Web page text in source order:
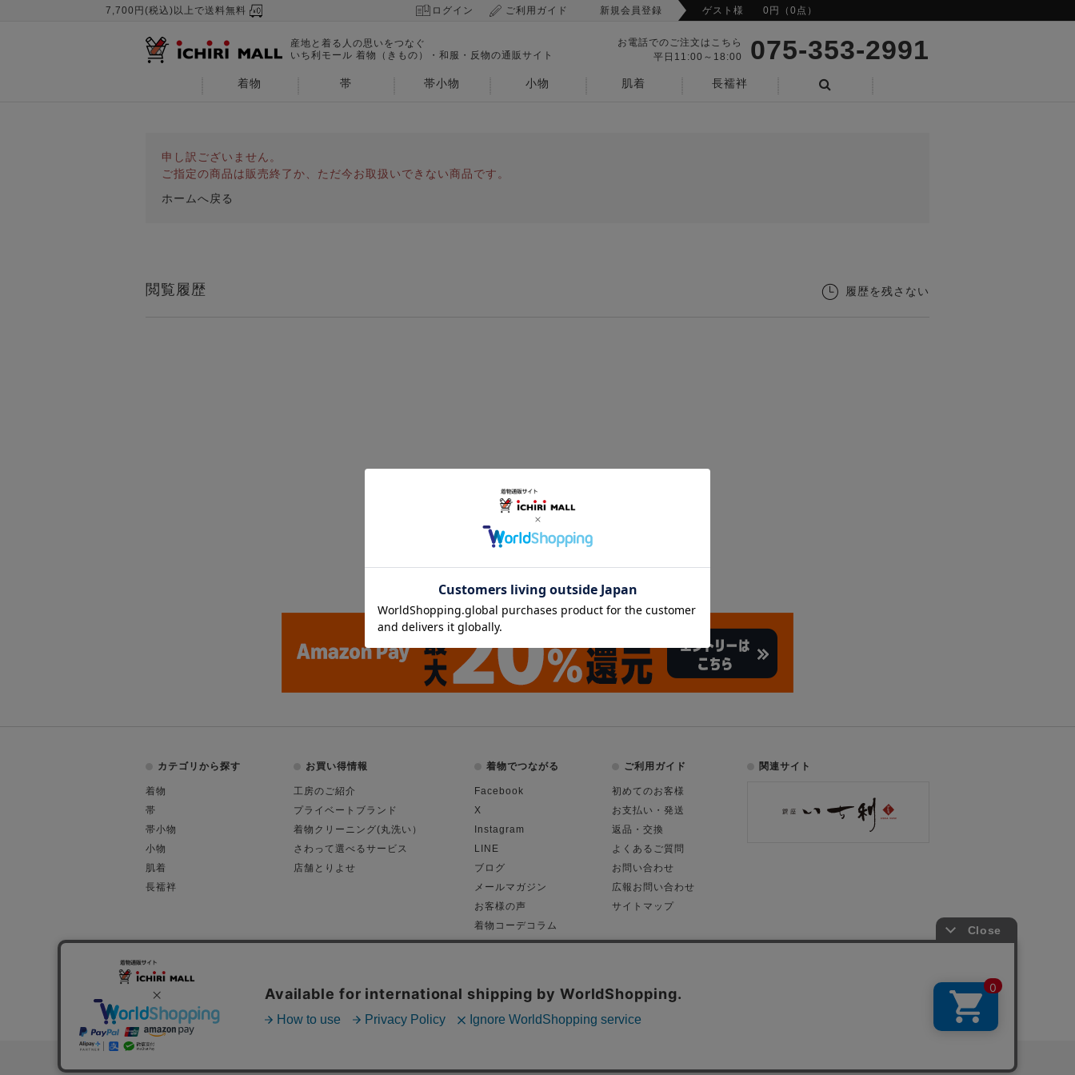
7,700円(税込)以上で送料無料 ログイン ご利用ガイド 新規会員登録 ゲスト様 0円（0点）
産地と着る人の思いをつなぐ
いち利モール 着物（きもの）・和服・反物の通販サイト
お電話でのご注文はこちら
平日11:00～18:00
075-353-2991
着物 帯 帯小物 小物 肌着
長襦袢
申し訳ございません。
ご指定の商品は販売終了か、ただ今お取扱いできない商品です。
ホームへ戻る
閲覧履歴 履歴を残さない
カテゴリから探す
着物
帯
帯小物
小物
肌着
長襦袢
お買い得情報
工房のご紹介
プライベートブランド
着物クリーニング(丸洗い）
さわって選べるサービス
店舗とりよせ
着物でつながる
Facebook
X
Instagram
LINE
ブログ
メールマガジン
お客様の声
着物コーデコラム
ご利用ガイド
初めてのお客様
お支払い・発送
返品・交換
よくあるご質問
お問い合わせ
広報お問い合わせ
サイトマップ
関連サイト